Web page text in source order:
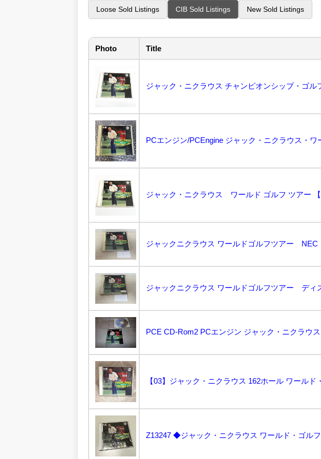
Loose Sold Listings CIB Sold Listings New Sold Listings
Photo Title